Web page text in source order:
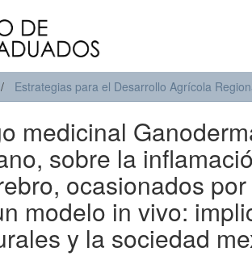
Estrategias para el Desarrollo Agrícola
medicinal
sobre la
ocasionados
modelo in vivo:
y la sociedad